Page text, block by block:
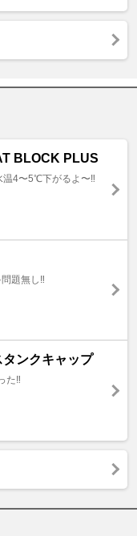
BLOCK PLUS
温4〜5℃下がるよ〜‼️
題無し‼️
ンクキャップ
た‼️